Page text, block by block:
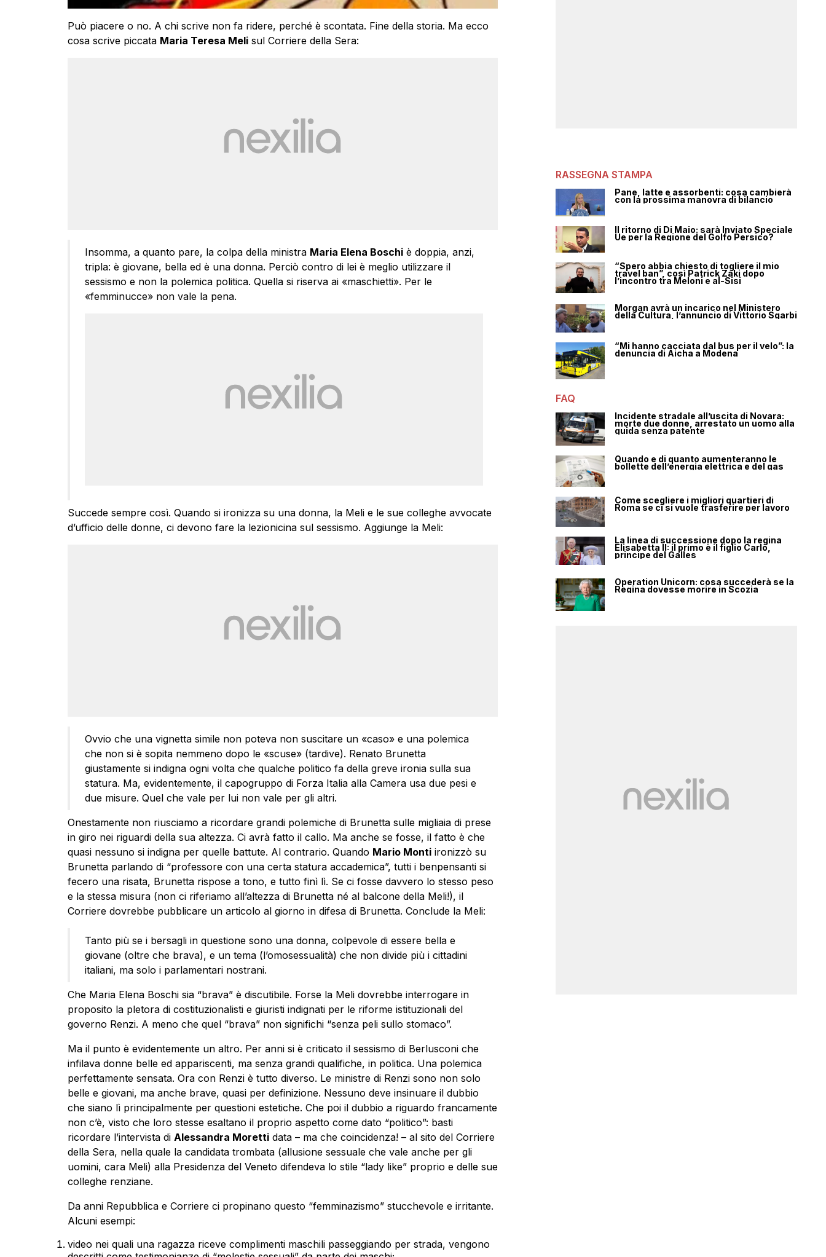
Può piacere o no. A chi scrive non fa ridere, perché è scontata. Fine della storia. Ma ecco
cosa scrive piccata Maria Teresa Melisul Corriere della Sera:
Insomma, a quanto pare, la colpa della ministra Maria Elena Boschiè doppia, anzi,
tripla: è giovane, bella ed è una donna. Perciò contro di lei è meglio utilizzare il
sessismo e non la polemica politica. Quella si riserva ai «maschietti». Per le
«femminucce» non vale la pena.
Succede sempre così. Quando si ironizza su una donna, la Meli e le sue colleghe avvocate
d’ufficio delle donne, ci devono fare la lezionicina sul sessismo. Aggiunge la Meli:
Ovvio che una vignetta simile non poteva non suscitare un «caso» e una polemica
che non si è sopita nemmeno dopo le «scuse» (tardive). Renato Brunetta
giustamente si indigna ogni volta che qualche politico fa della greve ironia sulla sua
statura. Ma, evidentemente, il capogruppo di Forza Italia alla Camera usa due pesi e
due misure. Quel che vale per lui non vale per gli altri.
Onestamente non riusciamo a ricordare grandi polemiche di Brunetta sulle migliaia di prese
in giro nei riguardi della sua altezza. Ci avrà fatto il callo. Ma anche se fosse, il fatto è che
quasi nessuno si indigna per quelle battute. Al contrario. Quando Mario Montiironizzò su
Brunetta parlando di “professore con una certa statura accademica”, tutti i benpensanti si
fecero una risata, Brunetta rispose a tono, e tutto finì lì. Se ci fosse davvero lo stesso peso
e la stessa misura (non ci riferiamo all’altezza di Brunetta né al balcone della Meli!), il
Corriere dovrebbe pubblicare un articolo al giorno in difesa di Brunetta. Conclude la Meli:
Tanto più se i bersagli in questione sono una donna, colpevole di essere bella e
giovane (oltre che brava), e un tema (l’omosessualità) che non divide più i cittadini
italiani, ma solo i parlamentari nostrani.
Che Maria Elena Boschi sia “brava” è discutibile. Forse la Meli dovrebbe interrogare in
proposito la pletora di costituzionalisti e giuristi indignati per le riforme istituzionali del
governo Renzi. A meno che quel “brava” non significhi “senza peli sullo stomaco”.
Ma il punto è evidentemente un altro. Per anni si è criticato il sessismo di Berlusconi che
infilava donne belle ed appariscenti, ma senza grandi qualifiche, in politica. Una polemica
perfettamente sensata. Ora con Renzi è tutto diverso. Le ministre di Renzi sono non solo
belle e giovani, ma anche brave, quasi per definizione. Nessuno deve insinuare il dubbio
che siano lì principalmente per questioni estetiche. Che poi il dubbio a riguardo francamente
non c’è, visto che loro stesse esaltano il proprio aspetto come dato “politico”: basti
ricordare l’intervista di Alessandra Morettidata – ma che coincidenza! – al sito del Corriere
della Sera, nella quale la candidata trombata (allusione sessuale che vale anche per gli
uomini, cara Meli) alla Presidenza del Veneto difendeva lo stile “lady like” proprio e delle sue
colleghe renziane.
Da anni Repubblica e Corriere ci propinano questo “femminazismo” stucchevole e irritante.
Alcuni esempi:
video nei quali una ragazza riceve complimenti maschili passeggiando per strada, vengono
RASSEGNA STAMPA
Pane, latte e assorbenti: cosa cambierà
con la prossima manovra di bilancio
Il ritorno di Di Maio: sarà Inviato Speciale
Ue per la Regione del Golfo Persico?
“Spero abbia chiesto di togliere il mio
travel ban”, così Patrick Zaki dopo
l’incontro tra Meloni e al-Sisi
Morgan avrà un incarico nel Ministero
della Cultura, l’annuncio di Vittorio Sgarbi
“Mi hanno cacciata dal bus per il velo”: la
denuncia di Aicha a Modena
FAQ
Incidente stradale all’uscita di Novara:
morte due donne, arrestato un uomo alla
guida senza patente
Quando e di quanto aumenteranno le
bollette dell’energia elettrica e del gas
Come scegliere i migliori quartieri di
Roma se ci si vuole trasferire per lavoro
La linea di successione dopo la regina
Elisabetta II: il primo è il figlio Carlo,
principe del Galles
Operation Unicorn: cosa succederà se la
Regina dovesse morire in Scozia